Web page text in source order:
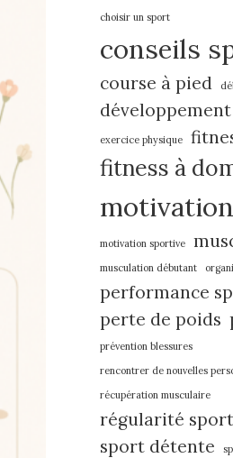
choisir un sport
conseils
course à pied
exercice physique
fitness à
motivation sportive
musculation débutant
performance
perte de poids
prévention blessures
rencontrer de nouvelles
récupération musculaire
régularité
sport détente